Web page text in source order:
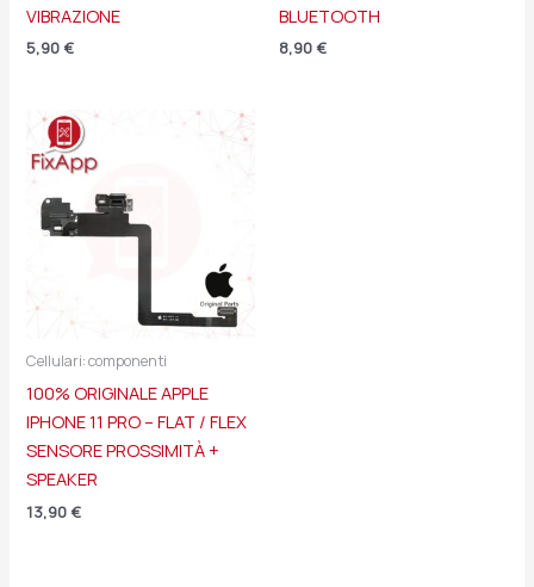
VIBRAZIONE
5,90 €
BLUETOOTH
8,90 €
Cellulari: componenti
100% ORIGINALE APPLE
IPHONE 11 PRO – FLAT / FLEX
SENSORE PROSSIMITÀ +
SPEAKER
13,90 €